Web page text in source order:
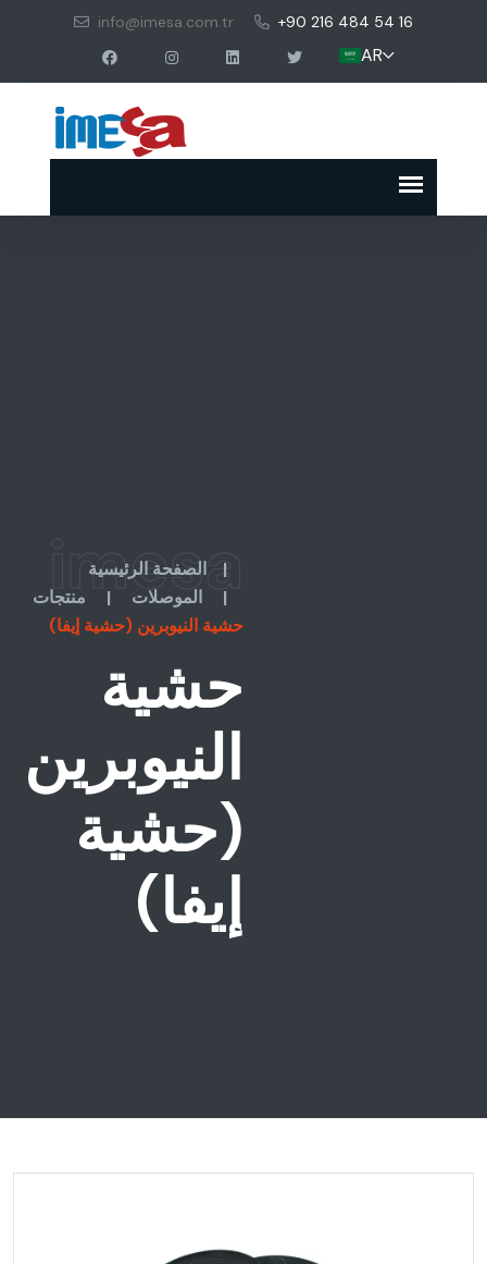
info@imesa.com.tr +90 216 484 54 16
AR
imesa
الصفحة الرئيسية
|
|
|
حشية النيوبرين (حشية إيفا)
حشية
النيوبرين
(حشية
إيفا)